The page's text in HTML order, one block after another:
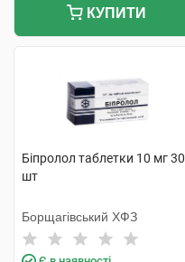
КУПИТИ
Біпролол таблетки 10 мг 30
шт
Борщагівський ХФЗ